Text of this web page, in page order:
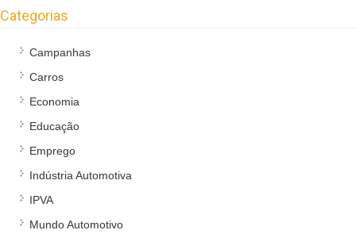
Categorias
Campanhas
Carros
Economia
Educação
Emprego
Indústria Automotiva
IPVA
Mundo Automotivo